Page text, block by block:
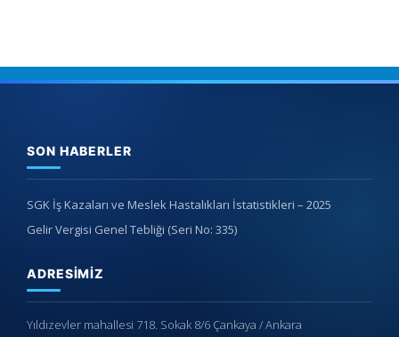
SON HABERLER
SGK İş Kazaları ve Meslek Hastalıkları İstatistikleri – 2025
Gelir Vergisi Genel Tebliği (Seri No: 335)
ADRESIMIZ
Yıldızevler mahallesi 718. Sokak 8/6 Çankaya / Ankara